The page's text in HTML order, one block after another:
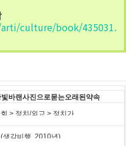
culture/book/435031.
바랜사진으로묻는오래된약속
> 정치/외교 > 정치가
(생각비행, 2010년)